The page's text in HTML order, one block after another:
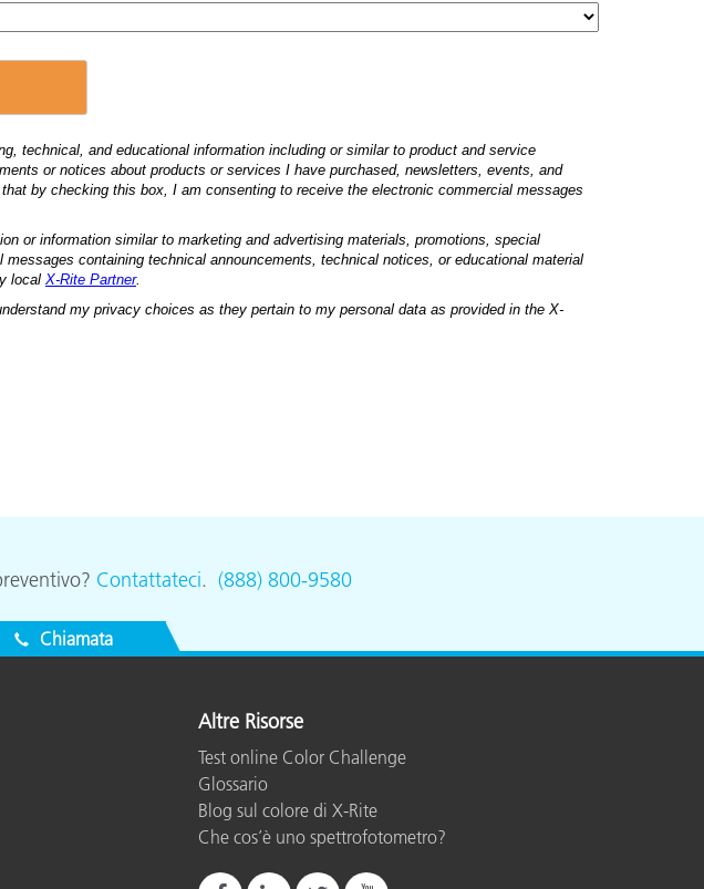
Contattateci. (888) 800-9580
Chiamata
Altre Risorse
Test online Color Challenge
Glossario
Blog sul colore di X-Rite
Che cos’è uno spettrofotometro?